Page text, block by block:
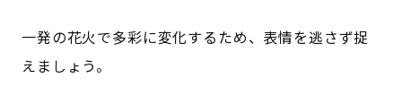
一発の花火で多彩に変化するため、表情を逃さず捉
えましょう。